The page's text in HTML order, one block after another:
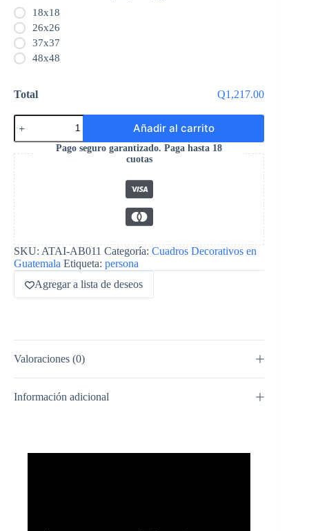
18x18
26x26
37x37
48x48
Total Q1,217.00
Añadir al carrito
Pago seguro garantizado. Paga hasta 18
cuotas
SKU: ATAI-AB011 Categoría: Cuadros Decorativos en
Guatemala Etiqueta: persona
Agregar a lista de deseos
Valoraciones (0)
Información adicional